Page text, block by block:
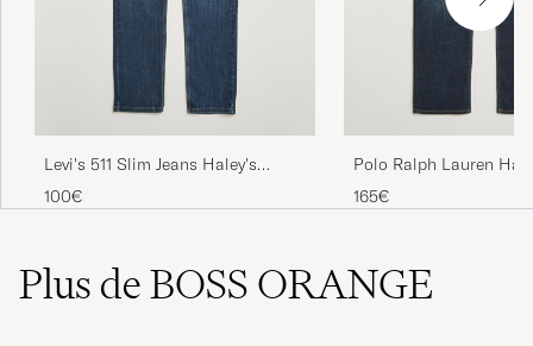
Levi's 511 Slim Jeans Haley's
Comet Adv
100€
Polo Ralph Lauren
Straight Fit Low Str
Street
165€
Plus de BOSS ORANGE